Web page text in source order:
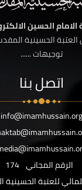
الامام الحسين
الحسينية
توجيهات ......
اتصل بنا
info@imamhussain.org
الرقم المجاني 174
للعتبة